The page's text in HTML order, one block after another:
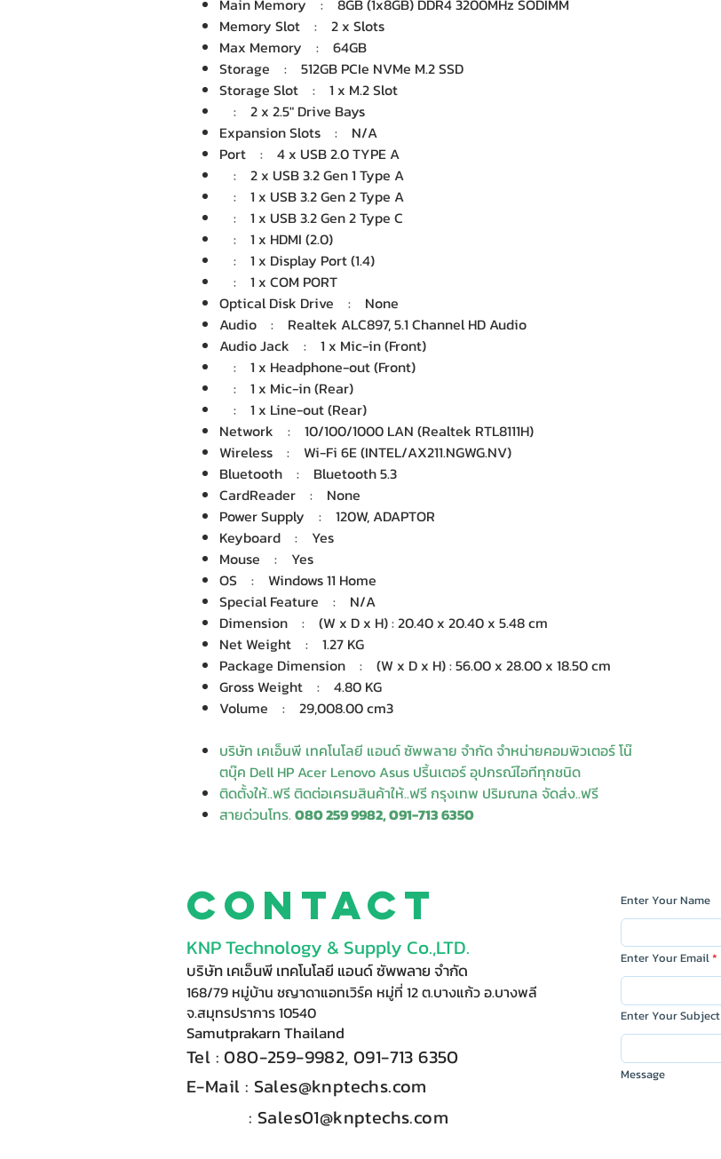
Main Memory : 8GB (1x8GB) DDR4 3200MHz SODIMM
Memory Slot : 2 x Slots
Max Memory : 64GB
Storage : 512GB PCIe NVMe M.2 SSD
Storage Slot : 1 x M.2 Slot
: 2 x 2.5" Drive Bays
Expansion Slots : N/A
Port : 4 x USB 2.0 TYPE A
: 2 x USB 3.2 Gen 1 Type A
: 1 x USB 3.2 Gen 2 Type A
: 1 x USB 3.2 Gen 2 Type C
: 1 x HDMI (2.0)
: 1 x Display Port (1.4)
: 1 x COM PORT
Optical Disk Drive : None
Audio : Realtek ALC897, 5.1 Channel HD Audio
Audio Jack : 1 x Mic-in (Front)
: 1 x Headphone-out (Front)
: 1 x Mic-in (Rear)
: 1 x Line-out (Rear)
Network : 10/100/1000 LAN (Realtek RTL8111H)
Wireless : Wi-Fi 6E (INTEL/AX211.NGWG.NV)
Bluetooth : Bluetooth 5.3
CardReader : None
Power Supply : 120W, ADAPTOR
Keyboard : Yes
Mouse : Yes
OS : Windows 11 Home
Special Feature : N/A
Dimension : (W x D x H) : 20.40 x 20.40 x 5.48 cm
Net Weight : 1.27 KG
Package Dimension : (W x D x H) : 56.00 x 28.00 x 18.50 cm
Gross Weight : 4.80 KG
Volume : 29,008.00 cm3
บริษัท เคเอ็นพี เทคโนโลยี แอนด์ ซัพพลาย จำกัด จำหน่ายคอมพิวเตอร์ โน๊
ตบุ๊ค Dell HP Acer Lenovo Asus ปริ้นเตอร์ อุปกรณ์ไอทีทุกชนิด
ติดตั้งให้..ฟรี ติดต่อเครมสินค้าให้..ฟรี กรุงเทพ ปริมณฑล จัดส่ง..ฟรี
สายด่วนโทร.080 259 9982, 091-713 6350
Contact
KNP Technology & Supply Co.,LTD.
บริษัท เคเอ็นพี เทคโนโลยี แอนด์ ซัพพลาย จำกัด
168/79 หมู่บ้าน ชญาดาแอทเวิร์ค หมู่ที่ 12 ต.บางแก้ว อ.บางพลี
จ.สมุทรปราการ 10540
Samutprakarn Thailand
Tel : 080-259-9982, 091-713 6350
E-Mail :​ Sales@knptechs.com
: Sales01@knptechs.com
Enter Your Name
Enter Your Email
Enter Your Subject
Message